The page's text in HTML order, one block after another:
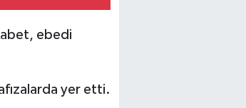
ebedi
yer etti.